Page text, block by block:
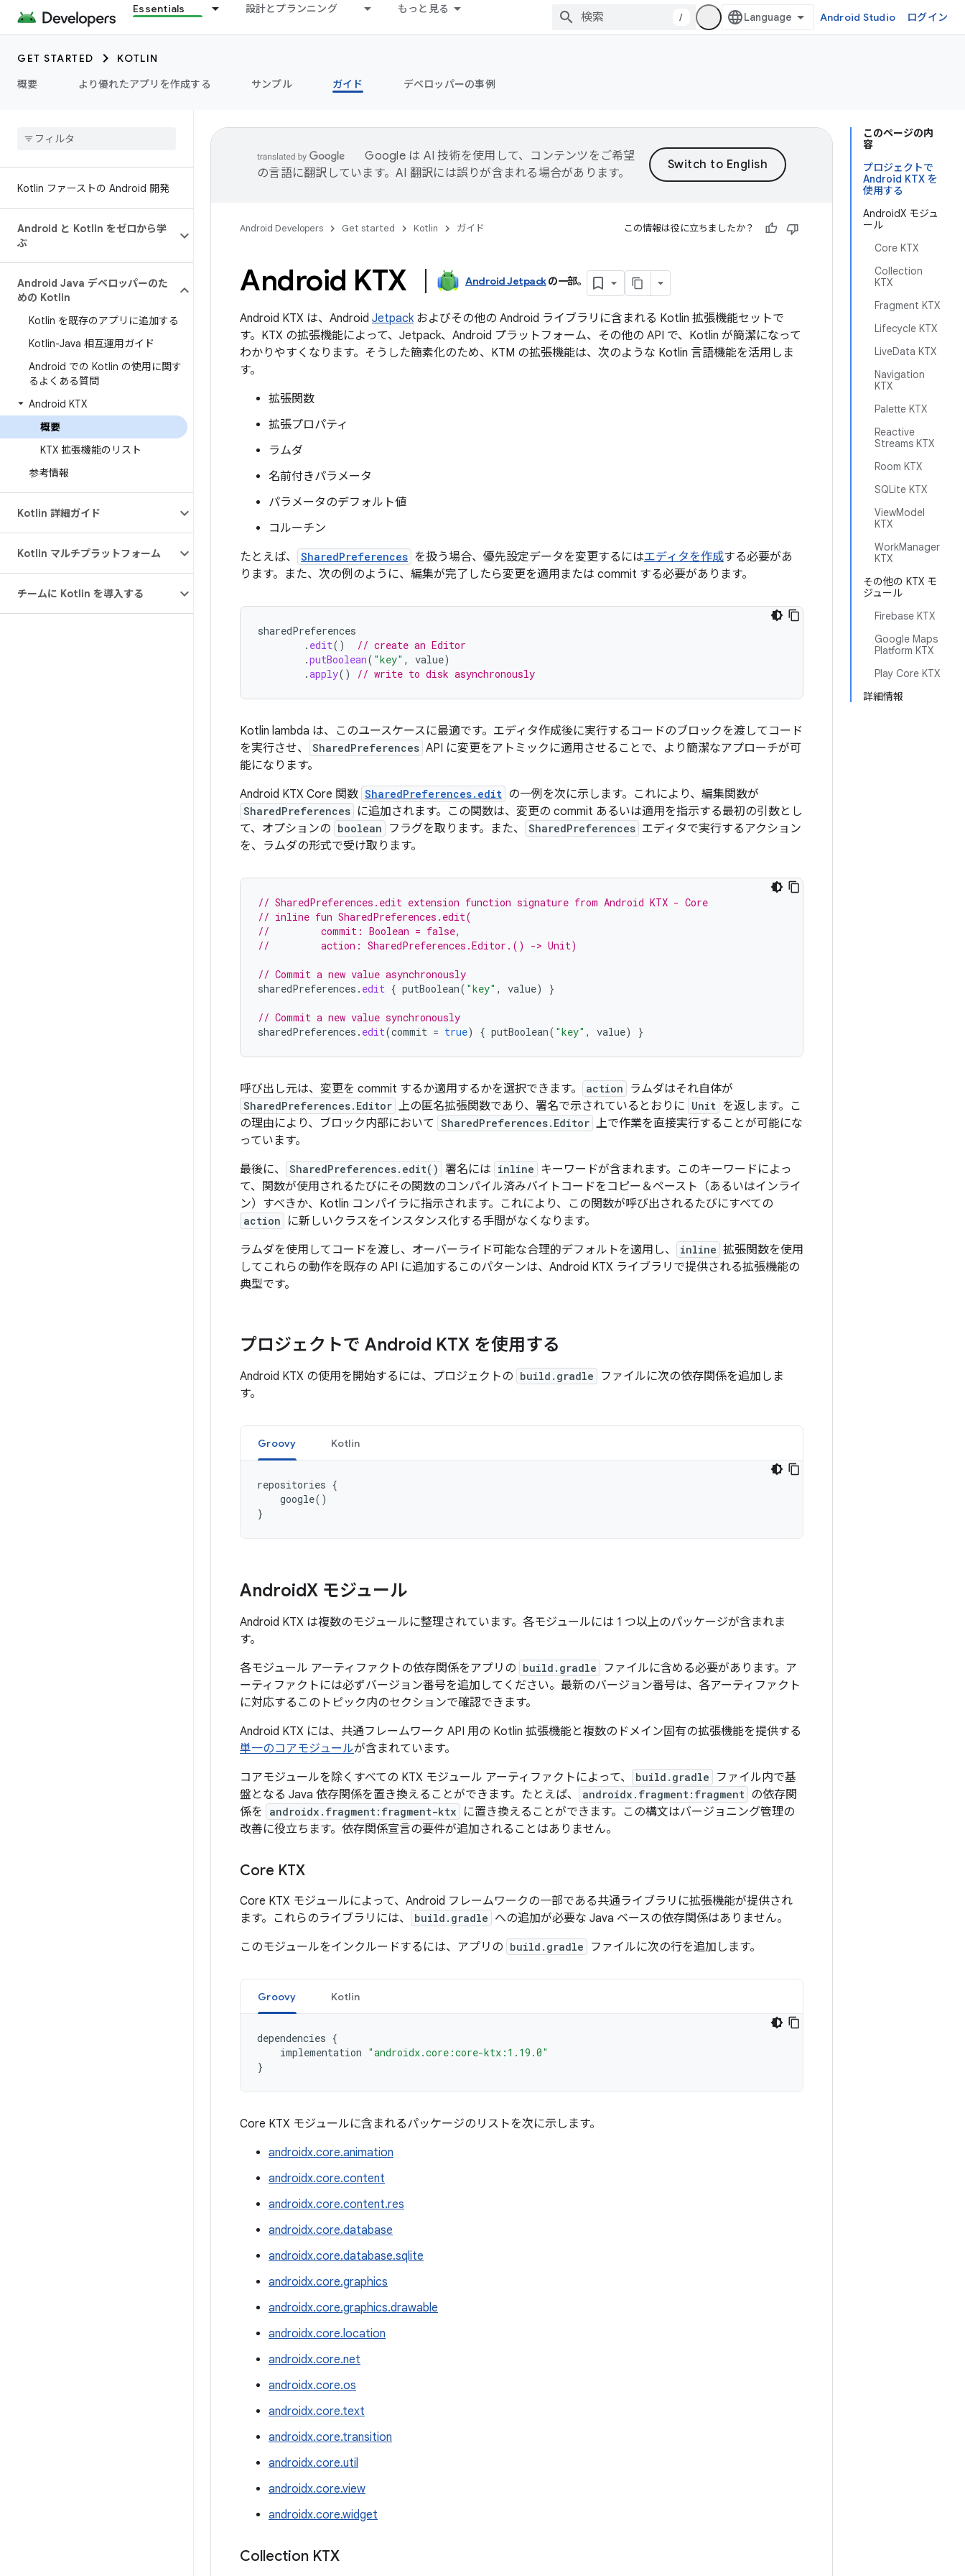
Essentials 設計とプランニング もっと見る
/ Android Studio ログイン
GET STARTED
KOTLIN
概要
より優れたアプリを作成する サンプル ガイド デベロッパーの事例
Kotlin ファーストの Android 開発
Android と Kotlin をゼロから学
ぶ
Android Java デベロッパーのた
めの Kotlin
Kotlin を既存のアプリに追加する
Kotlin-Java 相互運用ガイド
Android での Kotlin の使用に関す
るよくある質問
Android KTX
概要
KTX 拡張機能のリスト
参考情報
Kotlin 詳細ガイド
Kotlin マルチプラットフォーム
チームに Kotlin を導入する
このページの内
容
プロジェクトで
Android KTX を
使用する
AndroidX モジュ
ール
Core KTX
Collection
KTX
Fragment KTX
Lifecycle KTX
LiveData KTX
Navigation
KTX
Palette KTX
Reactive
Streams KTX
Room KTX
SQLite KTX
ViewModel
KTX
WorkManager
KTX
その他の KTX モ
ジュール
Firebase KTX
Google Maps
Platform KTX
Play Core KTX
詳細情報
Google は AI 技術を使用して、コンテンツをご希望
の言語に翻訳しています。AI 翻訳には誤りが含まれる場合があります。
Android Developers Get started Kotlin ガイド この情報は役に立ちましたか？
Android KTX Android Jetpackの一部。
Android KTX は、Android Jetpackおよびその他の Android ライブラリに含まれる Kotlin 拡張機能セットで
す。KTX の拡張機能によって、Jetpack、Android プラットフォーム、その他の API で、Kotlin が簡潔になって
わかりやすくなります。そうした簡素化のため、KTM の拡張機能は、次のような Kotlin 言語機能を活用しま
す。
拡張関数
拡張プロパティ
ラムダ
名前付きパラメータ
パラメータのデフォルト値
コルーチン
たとえば、
SharedPreferences を扱う場合、優先設定データを変更するにはエディタを作成する必要があ
ります。また、次の例のように、編集が完了したら変更を適用または commit する必要があります。
sharedPreferences
. edit()
// create an Editor
.putBoolean( "key" , value)
.apply() // write to disk asynchronously
Kotlin lambda は、このユースケースに最適です。エディタ作成後に実行するコードのブロックを渡してコード
を実行させ、
SharedPreferences API に変更をアトミックに適用させることで、より簡潔なアプローチが可
能になります。
Android KTX Core 関数 SharedPreferences.edit の一例を次に示します。これにより、編集関数が
SharedPreferences に追加されます。この関数は、変更の commit あるいは適用を指示する最初の引数とし
て、オプションの boolean フラグを取ります。また、 SharedPreferences エディタで実行するアクション
を、ラムダの形式で受け取ります。
// SharedPreferences.edit extension function signature from Android KTX - Core
// inline fun SharedPreferences.edit(
//         commit: Boolean = false,
//         action: SharedPreferences.Editor.() -> Unit)
// Commit a new value asynchronously
sharedPreferences . edit { putBoolean( "key" , value) }
// Commit a new value synchronously
sharedPreferences . edit(commit = true) { putBoolean( "key" , value) }
呼び出し元は、変更を commit するか適用するかを選択できます。 action ラムダはそれ自体が
SharedPreferences.Editor 上の匿名拡張関数であり、署名で示されているとおりに Unit を返します。こ
の理由により、ブロック内部において SharedPreferences.Editor 上で作業を直接実行することが可能にな
っています。
最後に、
SharedPreferences.edit() 署名には inline キーワードが含まれます。このキーワードによっ
て、関数が使用されるたびにその関数のコンパイル済みバイトコードをコピー＆ペースト（あるいはインライ
ン）すべきか、Kotlin コンパイラに指示されます。これにより、この関数が呼び出されるたびにすべての
action
に新しいクラスをインスタンス化する手間がなくなります。
ラムダを使用してコードを渡し、オーバーライド可能な合理的デフォルトを適用し、
inline 拡張関数を使用
してこれらの動作を既存の API に追加するこのパターンは、Android KTX ライブラリで提供される拡張機能の
典型です。
プロジェクトで Android KTX を使用する
Android KTX の使用を開始するには、プロジェクトの build.gradle
ファイルに次の依存関係を追加しま
す。
Groovy Kotlin
repositories {
google()
}
AndroidX モジュール
Android KTX は複数のモジュールに整理されています。各モジュールには 1 つ以上のパッケージが含まれま
す。
各モジュール アーティファクトの依存関係をアプリの build.gradle
ファイルに含める必要があります。ア
ーティファクトには必ずバージョン番号を追加してください。最新のバージョン番号は、各アーティファクト
に対応するこのトピック内のセクションで確認できます。
Android KTX には、共通フレームワーク API 用の Kotlin 拡張機能と複数のドメイン固有の拡張機能を提供する
単一のコアモジュールが含まれています。
コアモジュールを除くすべての KTX モジュール アーティファクトによって、
build.gradle
ファイル内で基
盤となる Java 依存関係を置き換えることができます。たとえば、
androidx.fragment:fragment の依存関
係を
androidx.fragment:fragment-ktx
に置き換えることができます。この構文はバージョニング管理の
改善に役立ちます。依存関係宣言の要件が追加されることはありません。
Core KTX
Core KTX モジュールによって、Android フレームワークの一部である共通ライブラリに拡張機能が提供され
ます。これらのライブラリには、
build.gradle への追加が必要な Java ベースの依存関係はありません。
このモジュールをインクルードするには、アプリの build.gradle ファイルに次の行を追加します。
Groovy Kotlin
dependencies {
implementation "androidx.core:core-ktx:1.19.0"
}
Core KTX モジュールに含まれるパッケージのリストを次に示します。
androidx.core.animation
androidx.core.content
androidx.core.content.res
androidx.core.database
androidx.core.database.sqlite
androidx.core.graphics
androidx.core.graphics.drawable
androidx.core.location
androidx.core.net
androidx.core.os
androidx.core.text
androidx.core.transition
androidx.core.util
androidx.core.view
androidx.core.widget
Collection KTX